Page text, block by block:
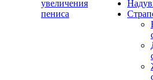
увеличения
пениса